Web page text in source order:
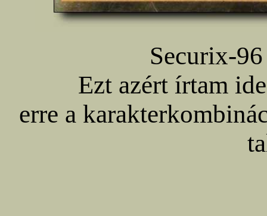
Securix-
Ezt azért írtam
erre a